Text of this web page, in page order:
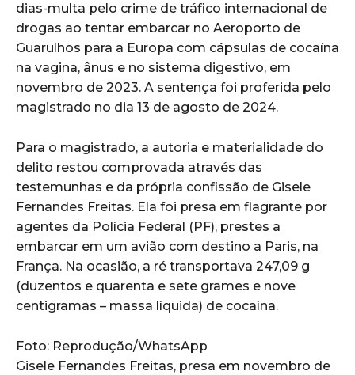
dias-multa pelo crime de tráfico internacional de
drogas ao tentar embarcar no Aeroporto de
Guarulhos para a Europa com cápsulas de cocaína
na vagina, ânus e no sistema digestivo, em
novembro de 2023. A sentença foi proferida pelo
magistrado no dia 13 de agosto de 2024.
Para o magistrado, a autoria e materialidade do
delito restou comprovada através das
testemunhas e da própria confissão de Gisele
Fernandes Freitas. Ela foi presa em flagrante por
agentes da Polícia Federal (PF), prestes a
embarcar em um avião com destino a Paris, na
França. Na ocasião, a ré transportava 247,09 g
(duzentos e quarenta e sete grames e nove
centigramas – massa líquida) de cocaína.
Foto: Reprodução/WhatsApp
Gisele Fernandes Freitas, presa em novembro de